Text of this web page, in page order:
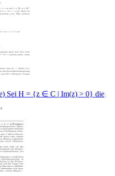
Sei H = {z ∈ C | Im(z) > 0} die